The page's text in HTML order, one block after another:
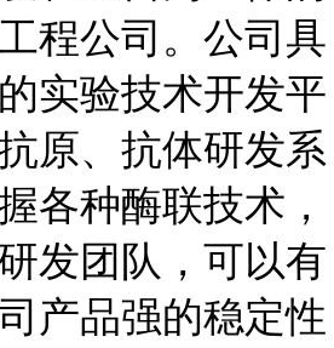
程公司。公司具
实验技术开发平
原、抗体研发系
各种酶联技术，
发团队，可以有
产品强的稳定性